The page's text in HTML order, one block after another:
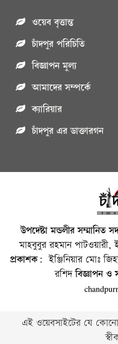
ওয়েব বৃত্তান্ত
চাঁদপুর পরিচিতি
বিজ্ঞাপন মুল্য
আমাদের সম্পর্কে
ক্যারিয়ার
চাঁদপুর এর ডাক্তারগন
উপদেষ্টা মন্ডলীর সম্মানিত
মাহবুবুর রহমান পাটওয়ারী,
প্রকাশক: ইঞ্জিনিয়ার মোঃ
রশিদবিজ্ঞাপন ও
এই ওয়েবসাইটের যে কোনো